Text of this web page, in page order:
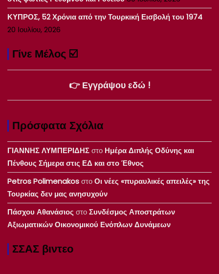
ΚΥΠΡΟΣ, 52 Χρόνια από την Τουρκική Εισβολή του 1974
20 Ιουλίου, 2026
Γίνε Μέλος ☑️
👉 Εγγράψου εδώ !
Πρόσφατα Σχόλια
ΓΙΑΝΝΗΣ ΛΥΜΠΕΡΙΔΗΣστο Ημέρα Διπλής Οδύνης και
Πένθους Σήμερα στις ΕΔ και στο Έθνος
Petros PolimenakosστοΟι νέες «πυραυλικές απειλές» της
Τουρκίας δεν μας ανησυχούν
Πάσχου Αθανάσιος στοΣυνδέσμος Αποστράτων
Αξιωματικών Οικονομικού Ενόπλων Δυνάμεων
ΣΣΑΣ βιντεο